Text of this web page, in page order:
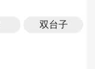
双台子